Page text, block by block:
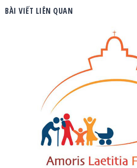
BÀI VIẾT LIÊN QUAN